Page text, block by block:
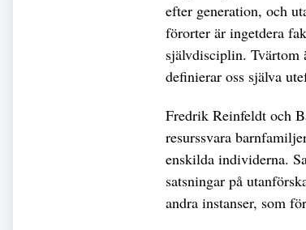
efter generation, och
förorter är ingetdera
självdisciplin. Tvärtom
definierar oss själva
Fredrik Reinfeldt och
resurssvara
enskilda individerna.
satsningar på
andra instanser, som